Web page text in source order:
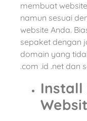
membuat
namun sesuai
website Anda.
sepaket dengan
domain yang
.com .id .net dan
Install